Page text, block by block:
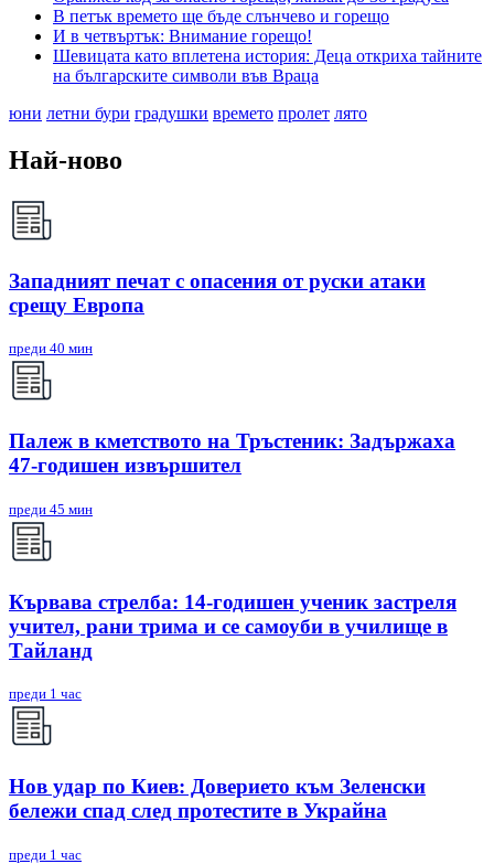
В петък времето ще бъде слънчево и горещо
И в четвъртък: Внимание горещо!
Шевицата като вплетена история: Деца откриха тайните
на българските символи във Враца
юни летни бури градушки времето пролет лято
Най-ново
Западният печат с опасения от руски атаки
срещу Европа
преди 40 мин
Палеж в кметството на Тръстеник: Задържаха
47-годишен извършител
преди 45 мин
Кървава стрелба: 14-годишен ученик застреля
учител, рани трима и се самоуби в училище в
Тайланд
преди 1 час
Нов удар по Киев: Доверието към Зеленски
бележи спад след протестите в Украйна
преди 1 час